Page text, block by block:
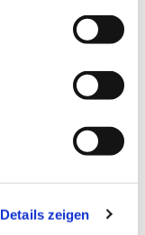
Details zeigen